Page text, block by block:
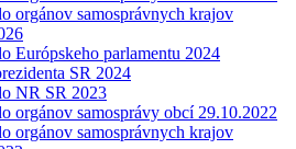
orgánov samosprávnych krajov
Európskeho parlamentu 2024
SR 2024
NR SR 2023
orgánov samosprávy obcí 29.10.2022
orgánov samosprávnych krajov